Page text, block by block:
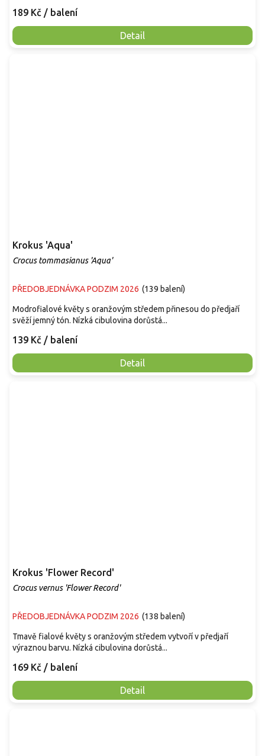
189 Kč / balení
Detail
Krokus 'Aqua'
Crocus tommasianus 'Aqua'
PŘEDOBJEDNÁVKA PODZIM 2026 (139 balení)
139 Kč / balení
Detail
Modrofialové květy s oranžovým středem přinesou do předjaří
svěží jemný tón. Nízká cibulovina dorůstá...
Krokus 'Flower Record'
Crocus vernus 'Flower Record'
PŘEDOBJEDNÁVKA PODZIM 2026 (138 balení)
169 Kč / balení
Detail
Tmavě fialové květy s oranžovým středem vytvoří v předjaří
výraznou barvu. Nízká cibulovina dorůstá...